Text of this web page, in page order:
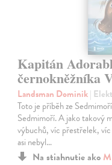
Kapitán
černokněžníka
Landsman Dominik|
Toto je příběh ze
Sedmimoří. A jako takový
výbuchů, víc přestřelek,
asi nebyl…
Na stiahnutie ako